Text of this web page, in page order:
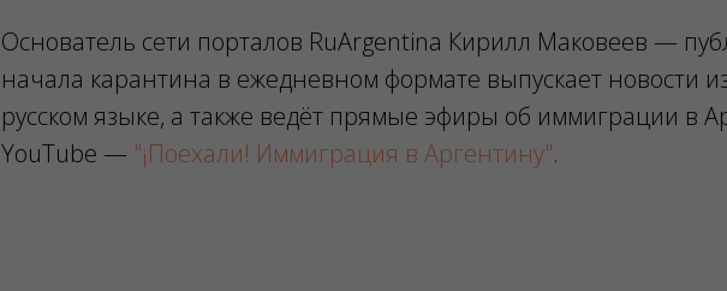
Основатель сети порталов RuArgentina Кирилл Маковеев —
начала карантина в ежедневном формате выпускает новости
русском языке, а также ведёт прямые эфиры об иммиграции в
YouTube — "¡Поехали! Иммиграция в Аргентину".